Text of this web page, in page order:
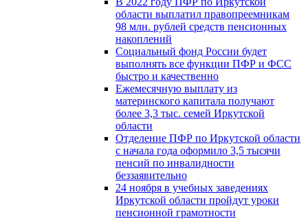
области выплатил правопреемникам
98 млн. рублей средств пенсионных
накоплений
Социальный фонд России будет
выполнять все функции ПФР и ФСС
быстро и качественно
Ежемесячную выплату из
материнского капитала получают
более 3,3 тыс. семей Иркутской
области
Отделение ПФР по Иркутской области
с начала года оформило 3,5 тысячи
пенсий по инвалидности
беззаявительно
24 ноября в учебных заведениях
Иркутской области пройдут уроки
пенсионной грамотности